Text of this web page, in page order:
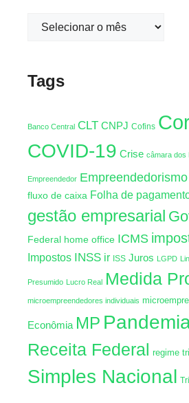
Tags
Banco Central CLT CNPJ Cofins
COVID-19 Crise câmara dos
Empreendedor Empreendedorismo
fluxo de caixa Folha de
gestão empresarial
Federal home office ICMS
Impostos INSS ir ISS Juros LGPD
Presumido Lucro Real Medida
microempreendedores individuais
Econômia MP
Receita Federal regime
Simples Nacional